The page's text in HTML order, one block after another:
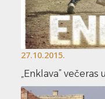
27.10.2015.
„Enklava” večeras